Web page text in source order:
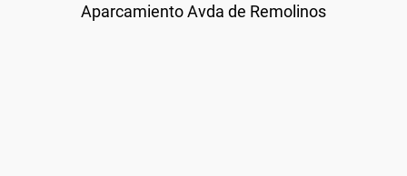
Aparcamiento Avda de Remolinos